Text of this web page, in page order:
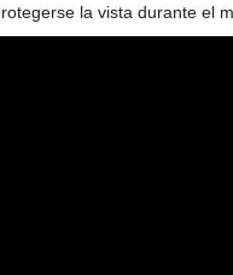
la vista durante el